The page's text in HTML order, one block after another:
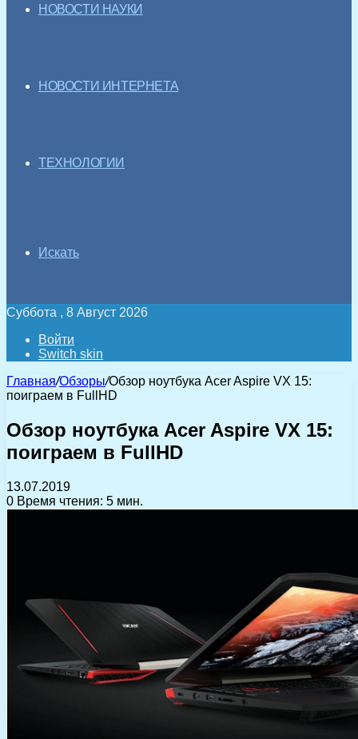
НОВОСТИ НАУКИ
НОВОСТИ ИНТЕРНЕТА
ТЕХНОЛОГИИ
Искать
Суббота , 8 Август 2026
Войти
Switch skin
Главная/Обзоры/Обзор ноутбука Acer Aspire VX 15:
поиграем в FullHD
Обзор ноутбука Acer Aspire VX 15:
поиграем в FullHD
13.07.2019
0 Время чтения: 5 мин.